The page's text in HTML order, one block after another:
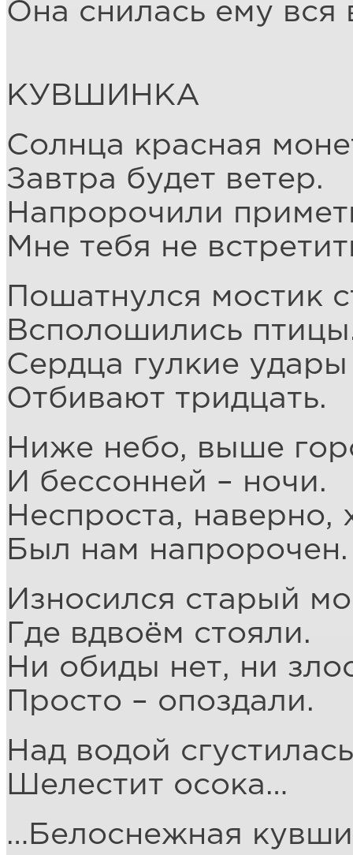
Она снилась ему вся
КУВШИНКА
Солнца красная
Завтра будет ветер.
Напророчили
Мне тебя не
Пошатнулся мостик
Всполошились
Сердца гулкие удары
Отбивают тридцать.
Ниже небо, выше
И бессонней – ночи.
Неспроста, наверно,
Был нам напророчен.
Износился старый
Где вдвоём стояли.
Ни обиды нет, ни
Просто – опоздали.
Над водой
Шелестит осока…
…Белоснежная